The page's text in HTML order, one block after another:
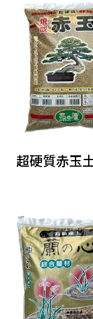
超硬質赤玉